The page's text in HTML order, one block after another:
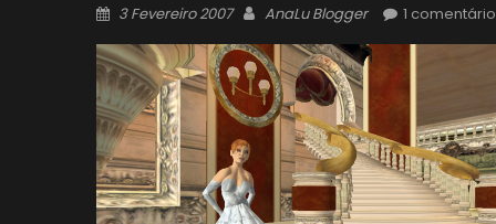
Posted
3 Fevereiro 2007 Author
AnaLu Blogger 1 comentário